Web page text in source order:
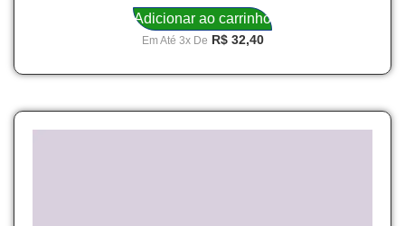
Adicionar ao carrinho
Em Até 3x De R$32,40